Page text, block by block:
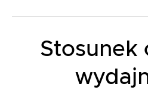
Stosunek